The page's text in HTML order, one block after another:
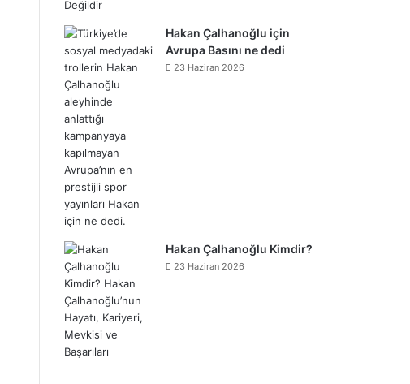
Hakan Çalhanoğlu için
Avrupa Basını ne dedi
23 Haziran 2026
Hakan Çalhanoğlu Kimdir?
23 Haziran 2026